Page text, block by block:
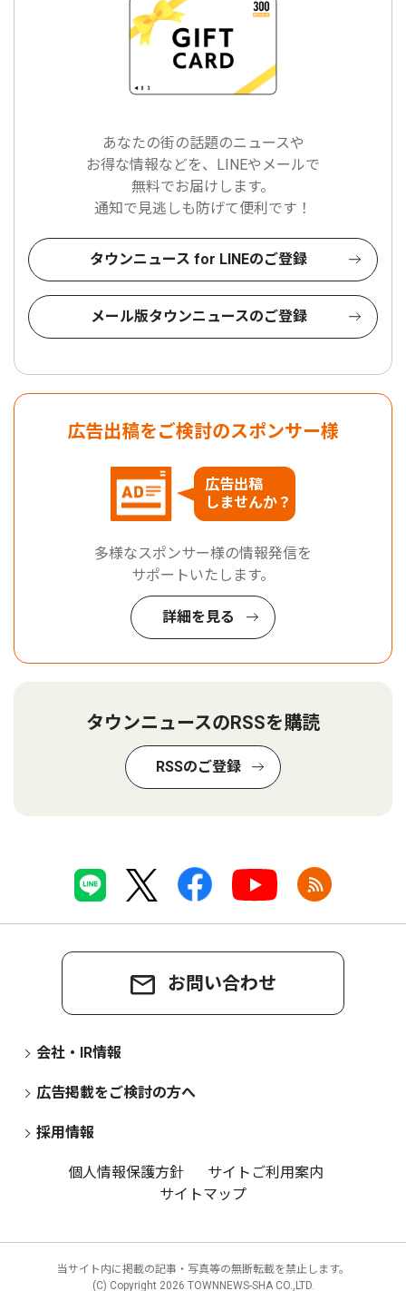
あなたの街の話題のニュースや
お得な情報などを、LINEやメールで
無料でお届けします。
通知で見逃しも防げて便利です！
タウンニュース for LINEのご登録
メール版タウンニュースのご登録
広告出稿をご検討のスポンサー様
広告出稿
しませんか？
多様なスポンサー様の情報発信を
サポートいたします。
詳細を見る
タウンニュースのRSSを購読
RSSのご登録
お問い合わせ
会社・IR情報
広告掲載をご検討の方へ
採用情報
個人情報保護方針
サイトご利用案内
サイトマップ
当サイト内に掲載の記事・写真等の無断転載を禁止します。
(C) Copyright 2026 TOWNNEWS-SHA CO.,LTD.